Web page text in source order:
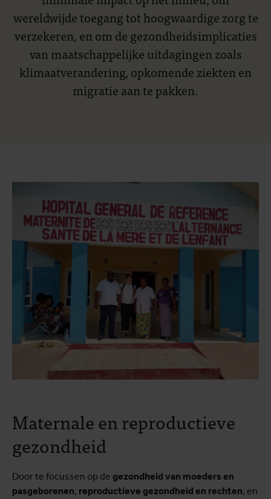
wereldwijde toegang tot hoogwaardige zorg te
verzekeren, en om de gezondheidsimplicaties
van maatschappelijke uitdagingen zoals
klimaatverandering, opkomende ziekten en
migratie aan te pakken.
Maternale en reproductieve
gezondheid
Door te focussen op de gezondheid van moeders en
pasgeborenen, reproductieve gezondheid en rechten, en